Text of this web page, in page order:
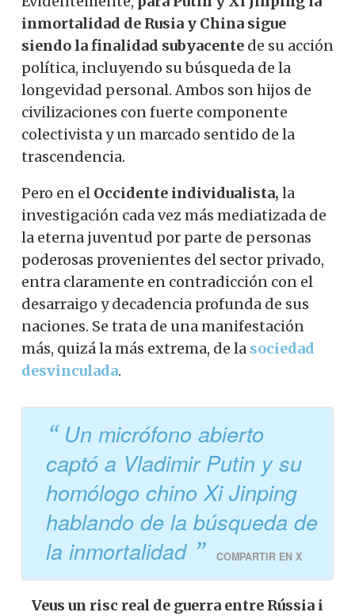
inmortalidad de Rusia y China sigue
siendo la finalidad subyacente de su acción
política, incluyendo su búsqueda de la
longevidad personal. Ambos son hijos de
civilizaciones con fuerte componente
colectivista y un marcado sentido de la
trascendencia.
Pero en el Occidente individualista, la
investigación cada vez más mediatizada de
la eterna juventud por parte de personas
poderosas provenientes del sector privado,
entra claramente en contradicción con el
desarraigo y decadencia profunda de sus
naciones. Se trata de una manifestación
más, quizá la más extrema, de la sociedad
desvinculada.
Un micrófono abierto
captó a Vladimir Putin y su
homólogo chino Xi Jinping
hablando de la búsqueda de
la inmortalidad
COMPARTIR EN X
Veus un risc real de guerra entre Rússia i